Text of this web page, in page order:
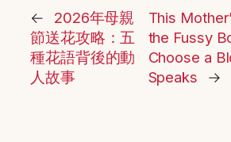
←
2026年母親
節送花攻略：五
種花語背後的動
人故事
This
the Fussy
Choose a
Speaks
→